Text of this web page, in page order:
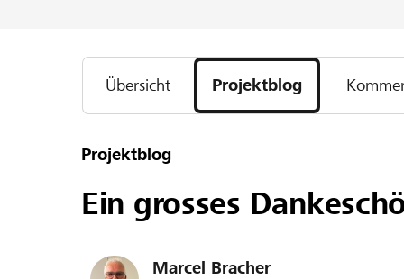
Übersicht Projektblog
Projektblog
Ein grosses
Marcel Bracher